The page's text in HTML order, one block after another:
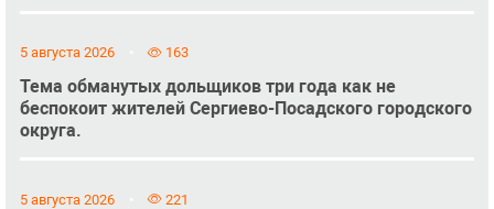
5 августа 2026 163
Тема обманутых дольщиков три года как не
беспокоит жителей Сергиево-Посадского городского
округа.
5 августа 2026 221